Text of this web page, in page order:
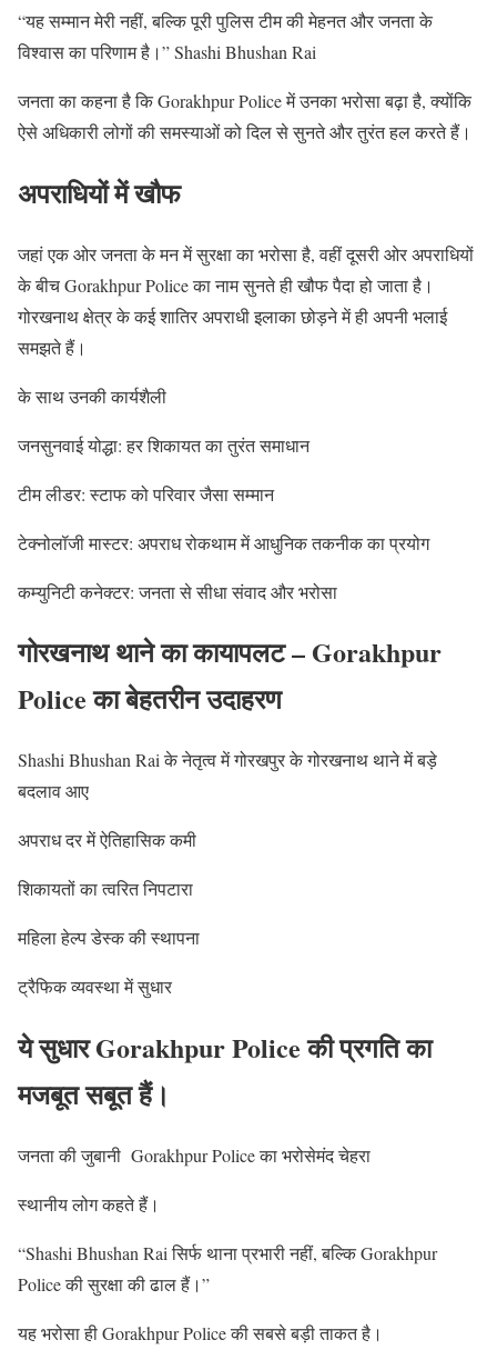
“यह सम्मान मेरी नहीं, बल्कि पूरी पुलिस टीम की मेहनत और जनता के
विश्वास का परिणाम है।” Shashi Bhushan Rai
जनता का कहना है कि Gorakhpur Police में उनका भरोसा बढ़ा है, क्योंकि
ऐसे अधिकारी लोगों की समस्याओं को दिल से सुनते और तुरंत हल करते हैं।
अपराधियों में खौफ
जहां एक ओर जनता के मन में सुरक्षा का भरोसा है, वहीं दूसरी ओर अपराधियों
के बीच Gorakhpur Police का नाम सुनते ही खौफ पैदा हो जाता है।
गोरखनाथ क्षेत्र के कई शातिर अपराधी इलाका छोड़ने में ही अपनी भलाई
समझते हैं।
के साथ उनकी कार्यशैली
जनसुनवाई योद्धा: हर शिकायत का तुरंत समाधान
टीम लीडर: स्टाफ को परिवार जैसा सम्मान
टेक्नोलॉजी मास्टर: अपराध रोकथाम में आधुनिक तकनीक का प्रयोग
कम्युनिटी कनेक्टर: जनता से सीधा संवाद और भरोसा
गोरखनाथ थाने का कायापलट – Gorakhpur
Police का बेहतरीन उदाहरण
Shashi Bhushan Rai के नेतृत्व में गोरखपुर के गोरखनाथ थाने में बड़े
बदलाव आए
अपराध दर में ऐतिहासिक कमी
शिकायतों का त्वरित निपटारा
महिला हेल्प डेस्क की स्थापना
ट्रैफिक व्यवस्था में सुधार
ये सुधार Gorakhpur Police की प्रगति का
मजबूत सबूत हैं।
जनता की जुबानी Gorakhpur Police का भरोसेमंद चेहरा
स्थानीय लोग कहते हैं।
“Shashi Bhushan Rai सिर्फ थाना प्रभारी नहीं, बल्कि Gorakhpur
Police की सुरक्षा की ढाल हैं।”
यह भरोसा ही Gorakhpur Police की सबसे बड़ी ताकत है।